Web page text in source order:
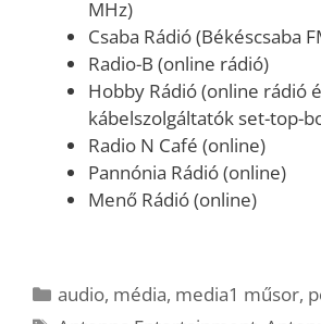
MHz)
Csaba Rádió (Békéscsaba
Radio-B (online rádió)
Hobby Rádió (online rádió
kábelszolgáltatók set-top-
Radio N Café (online)
Pannónia Rádió (online)
Menő Rádió (online)
Kategória
audio, média, media1 műsor,